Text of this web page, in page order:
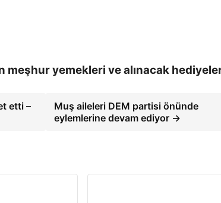
yemekleri ve alınacak
etti –
Muş aileleri DEM partisi önünde
eylemlerine devam ediyor →